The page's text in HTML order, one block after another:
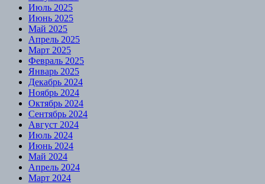
Июль 2025
Июнь 2025
Май 2025
Апрель 2025
Март 2025
Февраль 2025
Январь 2025
Декабрь 2024
Ноябрь 2024
Октябрь 2024
Сентябрь 2024
Август 2024
Июль 2024
Июнь 2024
Май 2024
Апрель 2024
Март 2024